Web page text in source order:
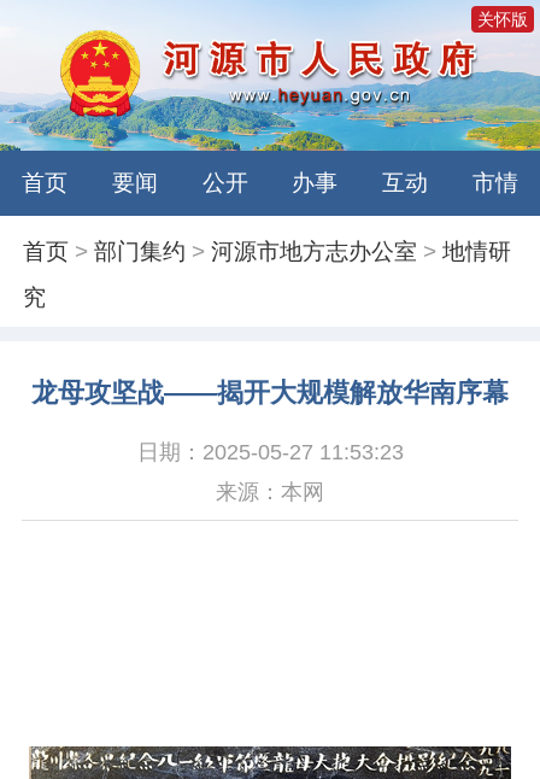
关怀版
首页 要闻 公开 办事 互动 市情
首页 >部门集约 >河源市地方志办公室 >地情研
究
龙母攻坚战——揭开大规模解放华南序幕
日期：2025-05-27 11:53:23
来源：本网